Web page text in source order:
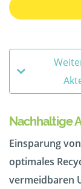
Nachhaltige
Einsparung
optimales
vermeidbaren